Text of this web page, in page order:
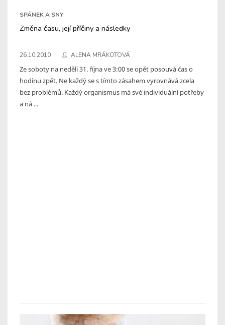
SPÁNEK A SNY
Změna času, její příčiny a následky
26.10.2010 ALENA MRÁKOTOVÁ
Ze soboty na neděli 31. října ve 3:00 se opět posouvá čas o
hodinu zpět. Ne každý se s tímto zásahem vyrovnává zcela
bez problémů. Každý organismus má své individuální potřeby
a ná ...